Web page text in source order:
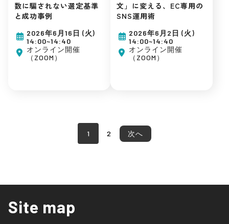
広告運用
集客ノウハウ
数に騙されない選定基準
と成功事例
2026年6月16日 (火)
14:00~14:40
オンライン開催
（ZOOM）
広告運用
集客ノウハウ
文」に変える、EC専用の
SNS運用術
2026年6月2日 (火)
14:00~14:40
オンライン開催
（ZOOM）
1 2 次へ
Site map